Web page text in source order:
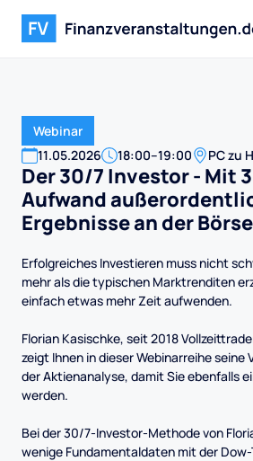
Webinar
11.05.2026 18:00–19:00 PC zu
Der 30/7 Investor - Mit
Aufwand
Ergebnisse an der
Erfolgreiches Investieren muss nicht
mehr als die typischen Marktrenditen
einfach etwas mehr Zeit aufwenden.
Florian Kasischke, seit 2018
zeigt Ihnen in dieser Webinarreihe seine
der Aktienanalyse, damit Sie ebenfalls
werden.
Bei der 30/7-Investor-Methode von
wenige Fundamentaldaten mit der